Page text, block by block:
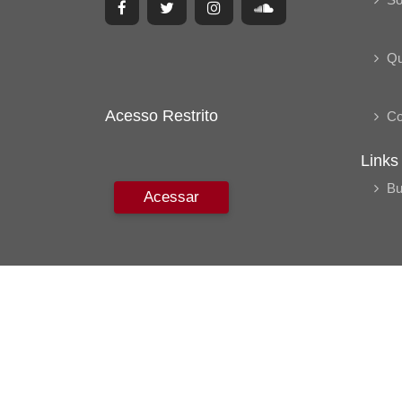
Acesso Restrito
Acessar